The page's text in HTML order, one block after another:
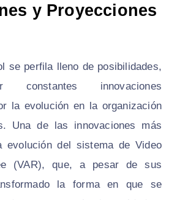
y Proyecciones
se perfila lleno de posibilidades,
constantes innovaciones
la evolución en la organización
Una de las innovaciones más
evolución del sistema de Video
(VAR), que, a pesar de sus
la forma en que se